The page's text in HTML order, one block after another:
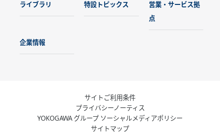
ライブラリ 特設トピックス
営業・サービス拠
点
企業情報
サイトご利用条件
プライバシーノーティス
YOKOGAWA グループ ソーシャルメディアポリシー
サイトマップ